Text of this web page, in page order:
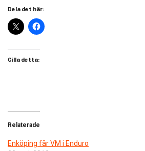
Dela det här:
Gilla detta:
Relaterade
Enköping får VM i Enduro